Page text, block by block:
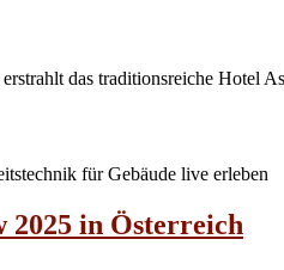
das traditionsreiche Hotel
für Gebäude live erleben
2025 in Österreich